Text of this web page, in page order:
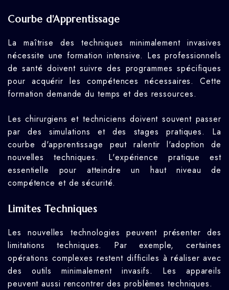
Courbe d'Apprentissage
La maîtrise des techniques minimalement invasives
nécessite une formation intensive. Les professionnels
de santé doivent suivre des programmes spécifiques
pour acquérir les compétences nécessaires. Cette
formation demande du temps et des ressources.
Les chirurgiens et techniciens doivent souvent passer
par des simulations et des stages pratiques. La
courbe d'apprentissage peut ralentir l'adoption de
nouvelles techniques. L'expérience pratique est
essentielle pour atteindre un haut niveau de
compétence et de sécurité.
Limites Techniques
Les nouvelles technologies peuvent présenter des
limitations techniques. Par exemple, certaines
opérations complexes restent difficiles à réaliser avec
des outils minimalement invasifs. Les appareils
peuvent aussi rencontrer des problèmes techniques.